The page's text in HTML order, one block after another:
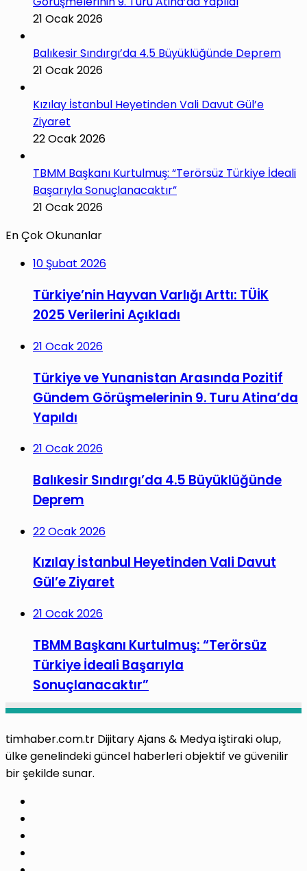
21 Ocak 2026
Balıkesir Sındırgı’da 4.5 Büyüklüğünde Deprem
21 Ocak 2026
Kızılay İstanbul Heyetinden Vali Davut Gül’e
Ziyaret
22 Ocak 2026
TBMM Başkanı Kurtulmuş: “Terörsüz Türkiye İdeali
Başarıyla Sonuçlanacaktır”
21 Ocak 2026
En Çok Okunanlar
10 Şubat 2026
Türkiye’nin Hayvan Varlığı Arttı: TÜİK
2025 Verilerini Açıkladı
21 Ocak 2026
Türkiye ve Yunanistan Arasında Pozitif
Gündem Görüşmelerinin 9. Turu Atina’da
Yapıldı
21 Ocak 2026
Balıkesir Sındırgı’da 4.5 Büyüklüğünde
Deprem
22 Ocak 2026
Kızılay İstanbul Heyetinden Vali Davut
Gül’e Ziyaret
21 Ocak 2026
TBMM Başkanı Kurtulmuş: “Terörsüz
Türkiye İdeali Başarıyla
Sonuçlanacaktır”
timhaber.com.tr Dijitary Ajans & Medya iştiraki olup,
ülke genelindeki güncel haberleri objektif ve güvenilir
bir şekilde sunar.